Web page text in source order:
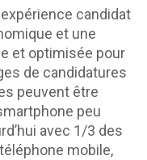
candidat
et une
et optimisée pour
de candidatures
peuvent être
peu
avec 1/3 des
mobile,